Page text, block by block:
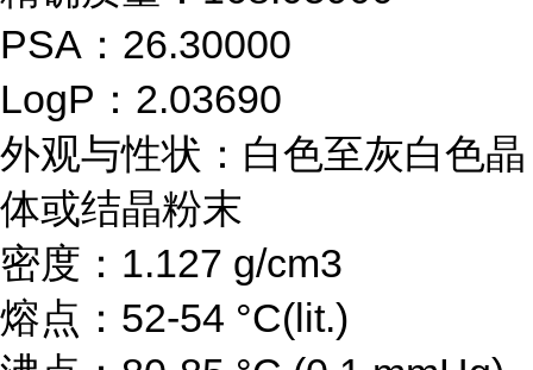
PSA：26.30000
LogP：2.03690
外观与性状：白色至灰白色晶
体或结晶粉末
密度：1.127 g/cm3
熔点：52-54 °C(lit.)